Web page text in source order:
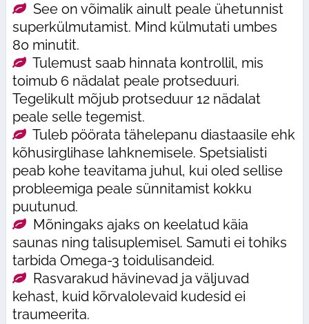
See on võimalik ainult peale ühetunnist
superkülmutamist. Mind külmutati umbes
80 minutit.
Tulemust saab hinnata kontrollil, mis
toimub 6 nädalat peale protseduuri.
Tegelikult mõjub protseduur 12 nädalat
peale selle tegemist.
Tuleb pöörata tähelepanu diastaasile ehk
kõhusirglihase lahknemisele. Spetsialisti
peab kohe teavitama juhul, kui oled sellise
probleemiga peale sünnitamist kokku
puutunud.
Mõningaks ajaks on keelatud käia
saunas ning talisuplemisel. Samuti ei tohiks
tarbida Omega-3 toidulisandeid.
Rasvarakud hävinevad ja väljuvad
kehast, kuid kõrvalolevaid kudesid ei
traumeerita.